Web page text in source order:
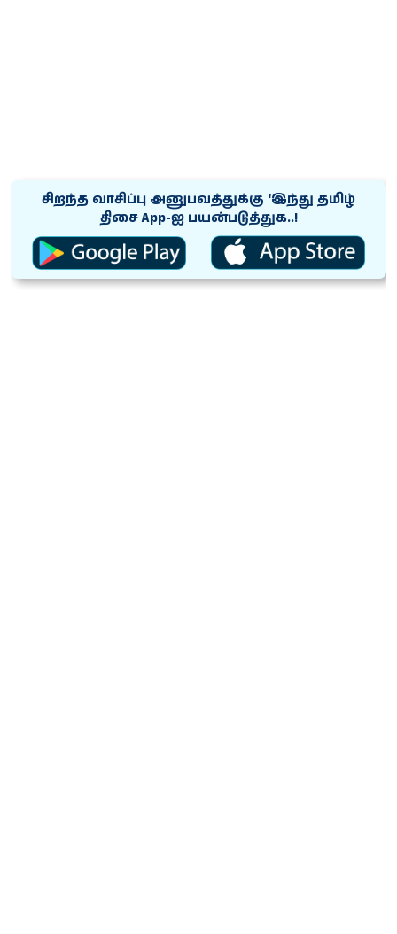
சிறந்த வாசிப்பு அனுபவத்துக்கு ‘இந்து தமிழ்
திசை App-ஐ பயன்படுத்துக..!